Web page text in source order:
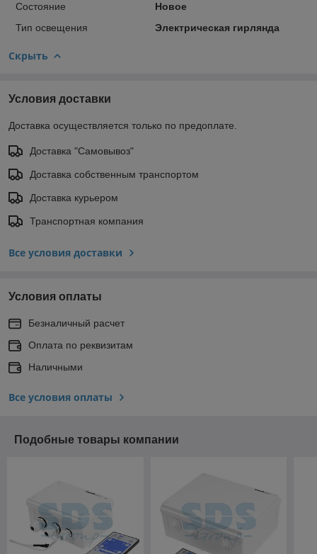
Состояние
Новое
Тип освещения
Электрическая гирлянда
Скрыть
Условия доставки
Доставка осуществляется только по предоплате.
Доставка "Самовывоз"
Доставка собственным транспортом
Доставка курьером
Транспортная компания
Все условия доставки
Условия оплаты
Безналичный расчет
Оплата по реквизитам
Наличными
Все условия оплаты
Подобные товары компании